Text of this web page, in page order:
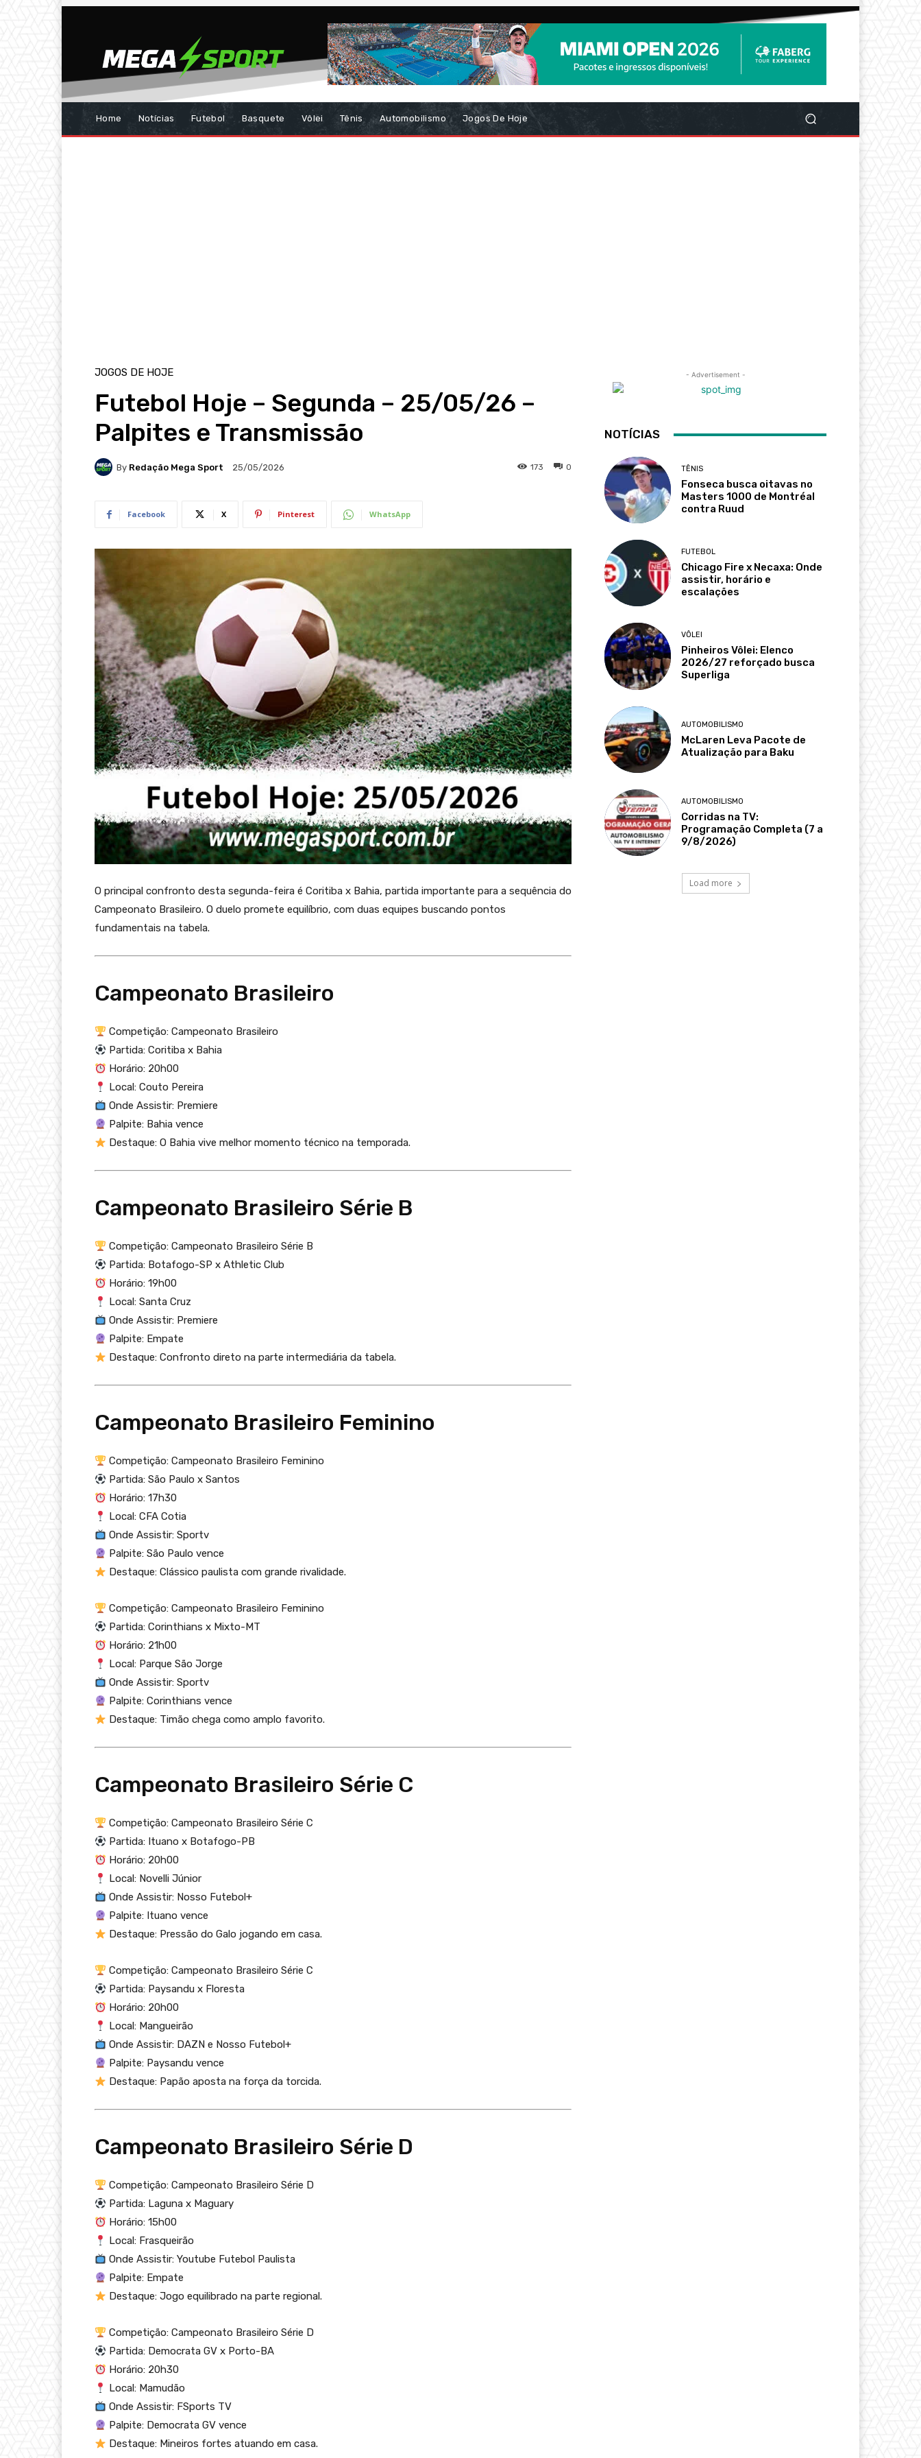
Home Notícias Futebol Basquete Vôlei Tênis Automobilismo Jogos De Hoje
JOGOS DE HOJE
Futebol Hoje – Segunda – 25/05/26 –
Palpites e Transmissão
By Redação Mega Sport 25/05/2026 0
173
Facebook X Pinterest WhatsApp
O principal confronto desta segunda-feira é Coritiba x Bahia, partida importante para a sequência do
Campeonato Brasileiro. O duelo promete equilíbrio, com duas equipes buscando pontos
fundamentais na tabela.
Campeonato Brasileiro
Competição: Campeonato Brasileiro
Partida: Coritiba x Bahia
Horário: 20h00
Local: Couto Pereira
Onde Assistir: Premiere
Palpite: Bahia vence
Destaque: O Bahia vive melhor momento técnico na temporada.
Campeonato Brasileiro Série B
Competição: Campeonato Brasileiro Série B
Partida: Botafogo-SP x Athletic Club
Horário: 19h00
Local: Santa Cruz
Onde Assistir: Premiere
Palpite: Empate
Destaque: Confronto direto na parte intermediária da tabela.
Campeonato Brasileiro Feminino
Competição: Campeonato Brasileiro Feminino
Partida: São Paulo x Santos
Horário: 17h30
Local: CFA Cotia
Onde Assistir: Sportv
Palpite: São Paulo vence
Destaque: Clássico paulista com grande rivalidade.
Competição: Campeonato Brasileiro Feminino
Partida: Corinthians x Mixto-MT
Horário: 21h00
Local: Parque São Jorge
Onde Assistir: Sportv
Palpite: Corinthians vence
Destaque: Timão chega como amplo favorito.
Campeonato Brasileiro Série C
Competição: Campeonato Brasileiro Série C
Partida: Ituano x Botafogo-PB
Horário: 20h00
Local: Novelli Júnior
Onde Assistir: Nosso Futebol+
Palpite: Ituano vence
Destaque: Pressão do Galo jogando em casa.
Competição: Campeonato Brasileiro Série C
Partida: Paysandu x Floresta
Horário: 20h00
Local: Mangueirão
Onde Assistir: DAZN e Nosso Futebol+
Palpite: Paysandu vence
Destaque: Papão aposta na força da torcida.
Campeonato Brasileiro Série D
Competição: Campeonato Brasileiro Série D
Partida: Laguna x Maguary
Horário: 15h00
Local: Frasqueirão
Onde Assistir: Youtube Futebol Paulista
Palpite: Empate
Destaque: Jogo equilibrado na parte regional.
Competição: Campeonato Brasileiro Série D
Partida: Democrata GV x Porto-BA
Horário: 20h30
Local: Mamudão
Onde Assistir: FSports TV
Palpite: Democrata GV vence
Destaque: Mineiros fortes atuando em casa.
- Advertisement -
NOTÍCIAS
TÊNIS
Fonseca busca oitavas no
Masters 1000 de Montréal
contra Ruud
FUTEBOL
Chicago Fire x Necaxa: Onde
assistir, horário e
escalações
VÔLEI
Pinheiros Vôlei: Elenco
2026/27 reforçado busca
Superliga
AUTOMOBILISMO
McLaren Leva Pacote de
Atualização para Baku
AUTOMOBILISMO
Corridas na TV:
Programação Completa (7 a
9/8/2026)
Load more